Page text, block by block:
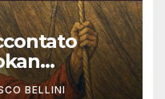
parte)
BELLINI